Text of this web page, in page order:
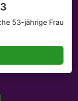
53-jährige Frau